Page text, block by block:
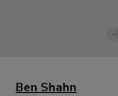
©
Ben Shahn